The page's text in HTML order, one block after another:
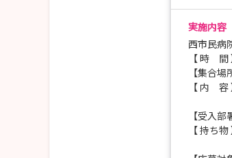
実施内容
西市民病
【 時
【集合
【 内 容
や
【受入
【 持ち
2週間